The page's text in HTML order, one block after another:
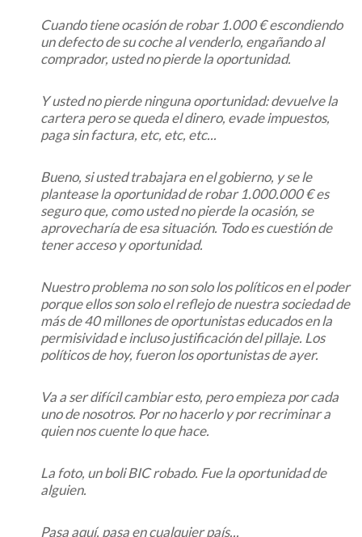
Cuando tiene ocasión de robar 1.000 € escondiendo
un defecto de su coche al venderlo, engañando al
comprador, usted no pierde la oportunidad.
Y usted no pierde ninguna oportunidad: devuelve la
cartera pero se queda el dinero, evade impuestos,
paga sin factura, etc, etc, etc...
Bueno, si usted trabajara en el gobierno, y se le
plantease la oportunidad de robar 1.000.000 € es
seguro que, como usted no pierde la ocasión, se
aprovecharía de esa situación. Todo es cuestión de
tener acceso y oportunidad.
Nuestro problema no son solo los políticos en el poder
porque ellos son solo el reflejo de nuestra sociedad de
más de 40 millones de oportunistas educados en la
permisividad e incluso justificación del pillaje. Los
políticos de hoy, fueron los oportunistas de ayer.
Va a ser difícil cambiar esto, pero empieza por cada
uno de nosotros. Por no hacerlo y por recriminar a
quien nos cuente lo que hace.
La foto, un boli BIC robado. Fue la oportunidad de
alguien.
Pasa aquí, pasa en cualquier país...